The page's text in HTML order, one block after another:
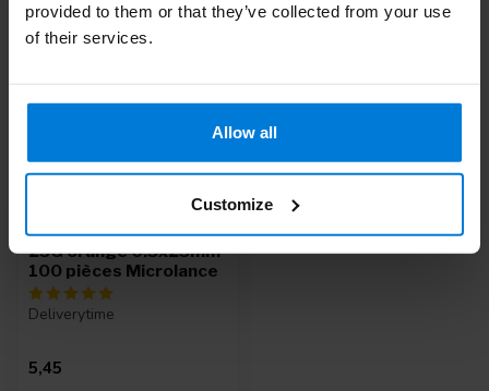
provided to them or that they’ve collected from your use
of their services.
Allow all
Customize
Aiguilles d'injection BD
25G orange 0.5x25mm
100 pièces Microlance
Deliverytime
5,45